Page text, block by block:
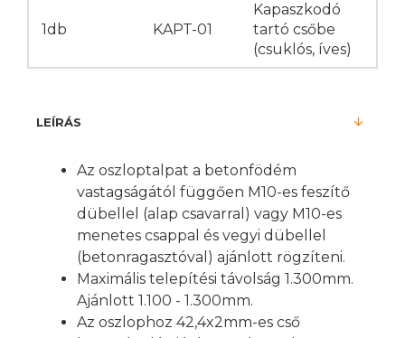
1db KAPT-01
Kapaszkodó
tartó csőbe
(csuklós, íves)
LEÍRÁS
Az oszloptalpat a betonfödém
vastagságától függően M10-es feszítő
dübellel (alap csavarral) vagy M10-es
menetes csappal és vegyi dübellel
(betonragasztóval) ajánlott rögzíteni.
Maximális telepítési távolság 1.300mm.
Ajánlott 1.100 - 1.300mm.
Az oszlophoz 42,4x2mm-es cső